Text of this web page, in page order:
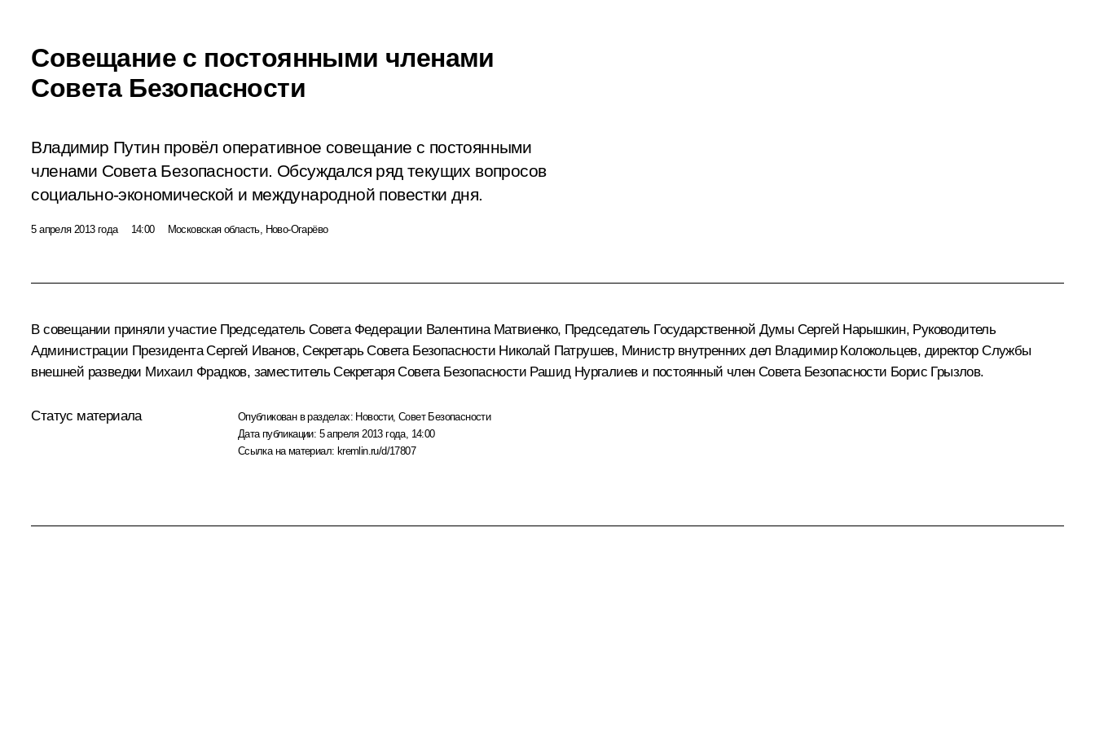
Совещание с постоянными членами
Совета Безопасности
Владимир Путин провёл оперативное совещание с постоянными
членами Совета Безопасности. Обсуждался ряд текущих вопросов
социально-экономической и международной повестки дня.
5 апреля 2013 года 14:00 Московская область, Ново-Огарёво
В совещании приняли участие Председатель Совета Федерации Валентина Матвиенко, Председатель Государственной Думы Сергей Нарышкин, Руководитель
Администрации ПрезидентаСергей Иванов, Секретарь Совета Безопасности Николай Патрушев, Министр внутренних дел Владимир Колокольцев, директор Службы
внешней разведки Михаил Фрадков, заместитель Секретаря Совета Безопасности Рашид Нургалиеви постоянный член Совета Безопасности Борис Грызлов.
Статус материала Опубликован в разделах: Новости,Совет Безопасности
Дата публикации: 5 апреля 2013 года, 14:00
Ссылка на материал: kremlin.ru/d/17807